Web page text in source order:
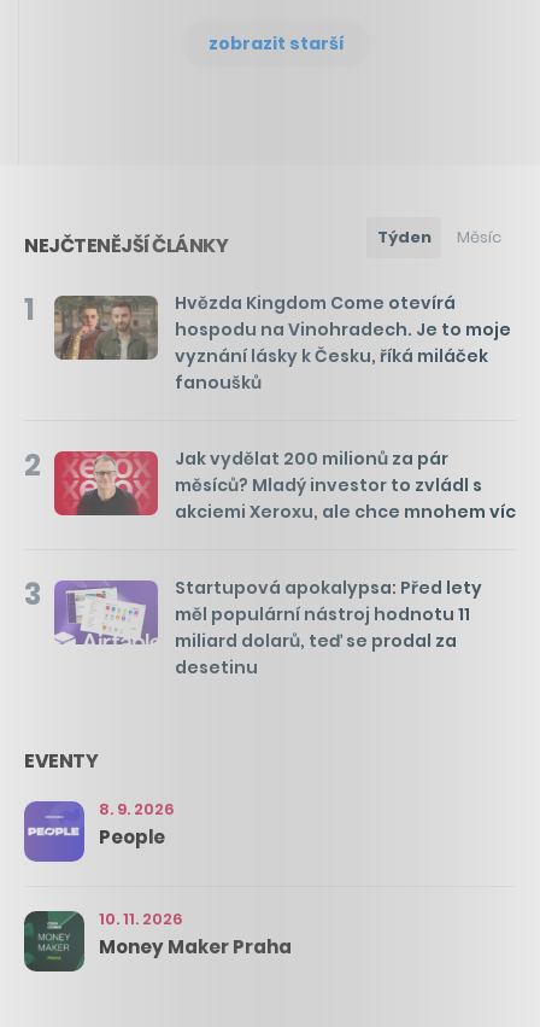
zobrazit starší
NEJČTENĚJŠÍ ČLÁNKY Týden Měsíc
1
Hvězda Kingdom Come otevírá
hospodu na Vinohradech. Je to moje
vyznání lásky k Česku, říká miláček
fanoušků
2
Jak vydělat 200 milionů za pár
měsíců? Mladý investor to zvládl s
akciemi Xeroxu, ale chce mnohem víc
3
Startupová apokalypsa: Před lety
měl populární nástroj hodnotu 11
miliard dolarů, teď se prodal za
desetinu
EVENTY
8. 9. 2026
People
10. 11. 2026
Money Maker Praha